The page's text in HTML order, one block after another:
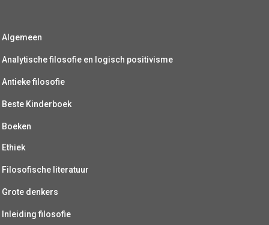
Algemeen
Analytische filosofie en logisch positivisme
Antieke filosofie
Beste Kinderboek
Boeken
Ethiek
Filosofische literatuur
Grote denkers
Inleiding filosofie